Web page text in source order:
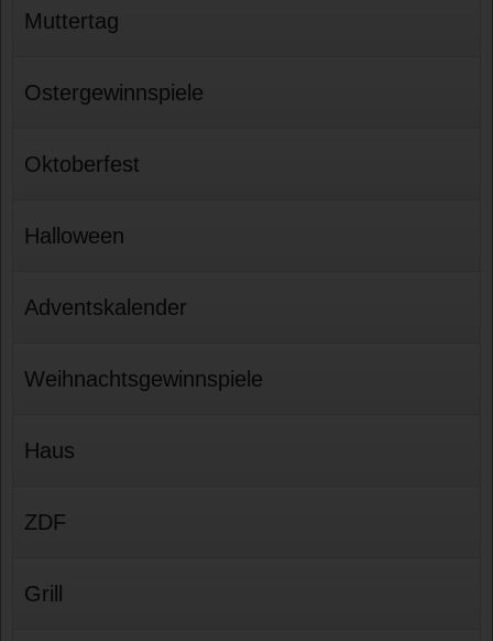
Muttertag
Ostergewinnspiele
Oktoberfest
Halloween
Adventskalender
Weihnachtsgewinnspiele
Haus
ZDF
Grill